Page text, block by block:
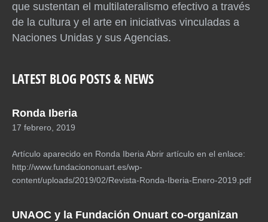
que sustentan el multilateralismo efectivo a través
de la cultura y el arte en iniciativas vinculadas a
Naciones Unidas y sus Agencias.
LATEST BLOG POSTS & NEWS
Ronda Iberia
17 febrero, 2019
Artículo aparecido en Ronda Iberia Abrir artículo en el enlace:
http://www.fundaciononuart.es/wp-
content/uploads/2019/02/Revista-Ronda-Iberia-Enero-2019.pdf
UNAOC y la Fundación Onuart co-organizan